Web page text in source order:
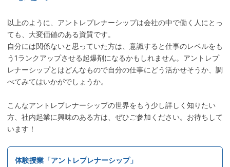
以上のように、アントレプレナーシップは会社の中で働く人にとっ
ても、大変価値のある資質です。
自分には関係ないと思っていた方は、意識すると仕事のレベルをも
う1ランクアップさせる起爆剤になるかもしれません。アントレプ
レナーシップとはどんなもので自分の仕事にどう活かせそうか、調
べてみてはいかがでしょうか。
こんなアントレプレナーシップの世界をもう少し詳しく知りたい
方、社内起業に興味のある方は、ぜひご参加ください。お待ちして
います！
体験授業「アントレプレナーシップ」